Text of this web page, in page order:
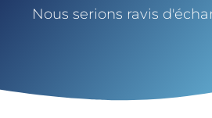
Nous serions ravis